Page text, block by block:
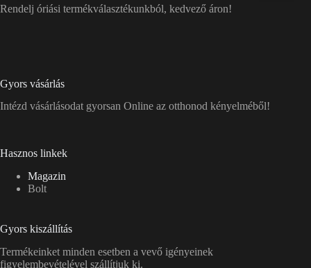
Rendelj óriási termékválasztékunkból, kedvező áron!
Gyors vásárlás
Intézd vásárlásodat gyorsan Online az otthonod kényelméből!
Hasznos linkek
Magazin
Bolt
Gyors kiszállítás
Termékeinket minden esetben a vevő igényeinek
figyelembevételével szállítjuk ki.